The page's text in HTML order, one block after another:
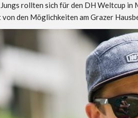
Jungs rollten sich für den DH Weltcup
den Möglichkeiten am Grazer